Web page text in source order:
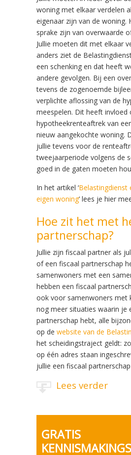
woning met elkaar verdelen
eigenaar zijn van de woning.
sprake zijn van overwaarde
Jullie moeten dit met elkaar
anders ziet de
een schenking en dat heeft
andere gevolgen. Bij een
tevens de zogenoemde
verplichte aflossing van de
meespelen. Dit heeft invloed
hypotheekrenteaftrek van
nieuw aangekochte woning.
jullie tevens voor de
tweejaarperiode volgens de
goed in de gaten moeten
In het artikel ‘Belastingdienst
eigen woning’ lees je hier
Hoe zit het met
partnerschap?
Jullie zijn fiscaal partner als
of een fiscaal partnerschap
samenwoners met een
hebben een fiscaal
ook voor samenwoners met
nog meer situaties waarin je
partnerschap hebt, alle
op de website van de
het scheidingstraject geldt:
op één adres staan
jullie een fiscaal
Lees verder
GRATIS